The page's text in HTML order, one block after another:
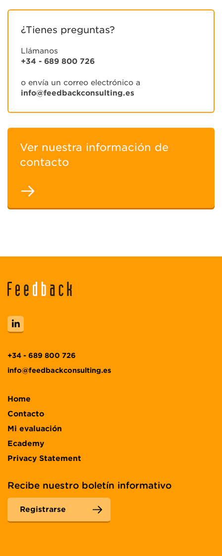
¿Tienes preguntas?
Llámanos
+34 - 689 800 726
o envía un correo electrónico a
info@feedbackconsulting.es
Ver nuestra información de
contacto
+34 - 689 800 726
info@feedbackconsulting.es
Home
Contacto
Mi evaluación
Ecademy
Privacy Statement
Recibe nuestro boletín informativo
Registrarse